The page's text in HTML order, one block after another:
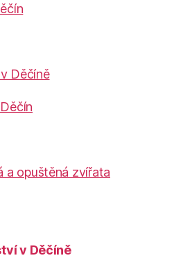
Děčíně
a opuštěná zvířata
v Děčíně